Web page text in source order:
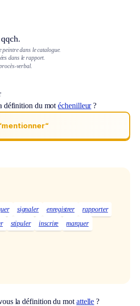
peintre dans le catalogue.
dans le rapport.
verbal.
définition du motéchenilleur?
signaler enregistrer
rapporter
stipuler inscrire
marquer
la définition du mot attelle ?